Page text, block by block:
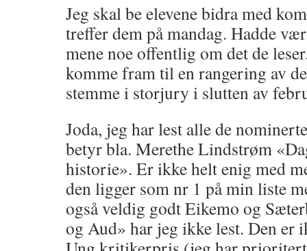
Jeg skal be elevene bidra med
treffer dem på mandag. Hadde
mene noe offentlig om det de
komme fram til en rangering av
stemme i storjury i slutten av
Joda, jeg har lest alle de
betyr bla. Merethe Lindstrøm
historie». Er ikke helt enig med
den ligger som nr 1 på min liste
også veldig godt Eikemo og
og Aud» har jeg ikke lest. Den er